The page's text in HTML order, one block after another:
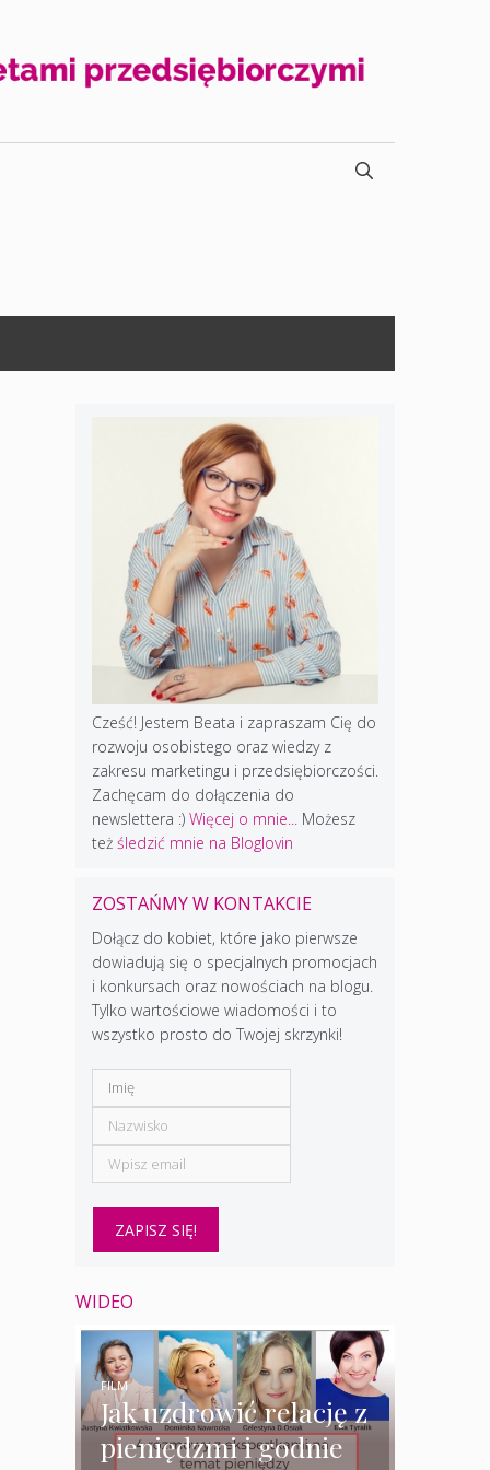
Cześć! Jestem Beata i zapraszam Cię do
rozwoju osobistego oraz wiedzy z
zakresu marketingu i przedsiębiorczości.
Zachęcam do dołączenia do
newslettera :) Więcej o mnie...
Możesz
też śledzić mnie na Bloglovin
ZOSTAŃMY W KONTAKCIE
Dołącz do kobiet, które jako pierwsze
dowiadują się o specjalnych promocjach
i konkursach oraz nowościach na blogu.
Tylko wartościowe wiadomości i to
wszystko prosto do Twojej skrzynki!
WIDEO
Jak uzdrowić relację z
pieniędzmi i godnie
FILM